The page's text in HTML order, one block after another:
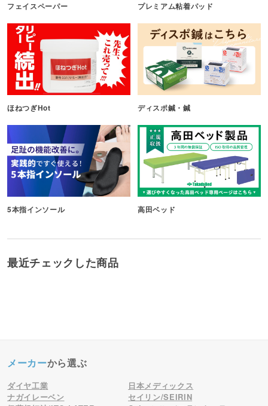
フェイスペーパー プレミアム粘着パッド
ほねつぎHot ディスポ鍼・鍼
5本指インソール 高田ベッド
最近チェックした商品
メーカーから選ぶ
ダイヤ工業
日本メディックス
ナガイレーベン
セイリン/SEIRIN